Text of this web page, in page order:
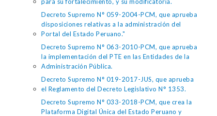
Decreto Supremo N° 059-2004-PCM, que aprueba
disposiciones relativas a la administración del
Portal del Estado Peruano."
Decreto Supremo N° 063-2010-PCM, que aprueba
la implementación del PTE en las Entidades de la
Administración Pública.
Decreto Supremo N° 019-2017-JUS, que aprueba
el Reglamento del Decreto Legislativo N° 1353.
Decreto Supremo N° 033-2018-PCM, que crea la
Plataforma Digital Única del Estado Peruano y